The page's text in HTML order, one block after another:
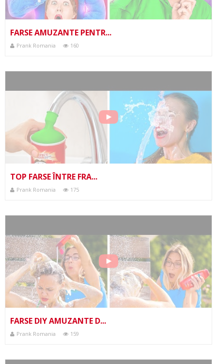
FARSE AMUZANTE PENTR...
Prank Romania 160
TOP FARSE ÎNTRE FRA...
Prank Romania 175
FARSE DIY AMUZANTE D...
Prank Romania 159